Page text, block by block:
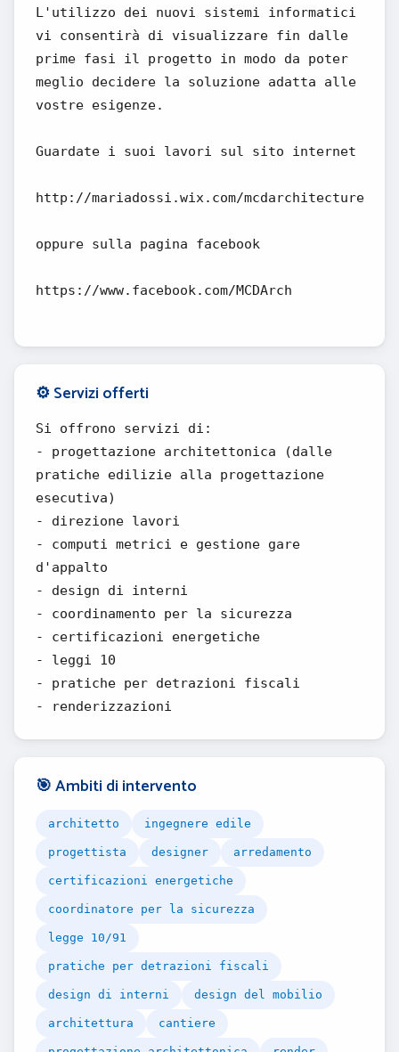
L'utilizzo dei nuovi sistemi informatici
vi consentirà di visualizzare fin dalle
prime fasi il progetto in modo da poter
meglio decidere la soluzione adatta alle
vostre esigenze.
Guardate i suoi lavori sul sito internet
http://mariadossi.wix.com/mcdarchitecture
oppure sulla pagina facebook
https://www.facebook.com/MCDArch
⚙️ Servizi offerti
Si offrono servizi di:
- progettazione architettonica (dalle
pratiche edilizie alla progettazione
esecutiva)
- direzione lavori
- computi metrici e gestione gare
d'appalto
- design di interni
- coordinamento per la sicurezza
- certificazioni energetiche
- leggi 10
- pratiche per detrazioni fiscali
- renderizzazioni
🎯 Ambiti di intervento
architetto ingegnere edile
progettista designer arredamento
certificazioni energetiche
coordinatore per la sicurezza
legge 10/91
pratiche per detrazioni fiscali
design di interni design del mobilio
architettura cantiere